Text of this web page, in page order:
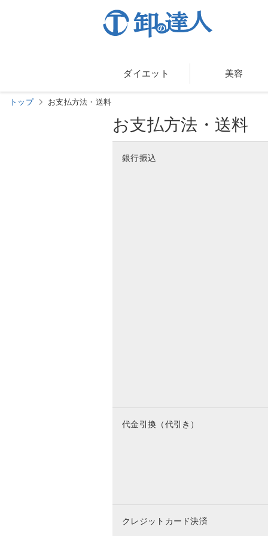
ダイエット 美容
トップ お支払方法・送料
お支払方法・送料
銀行振込
代金引換（代引き）
クレジットカード決済